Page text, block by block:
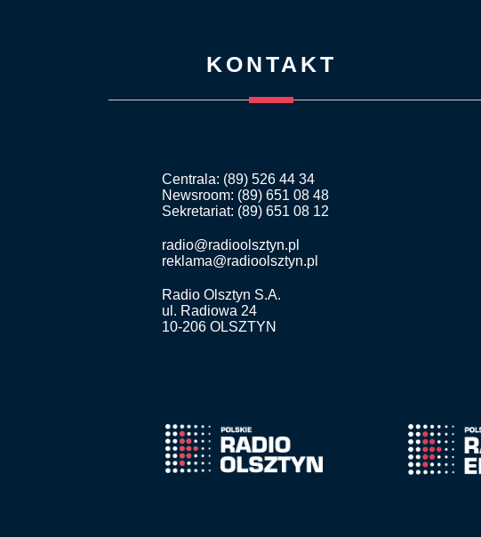
KONTAKT
Centrala: (89) 526 44 34
Newsroom: (89) 651 08 48
Sekretariat: (89) 651 08 12
radio@radioolsztyn.pl
reklama@radioolsztyn.pl
Radio Olsztyn S.A.
ul. Radiowa 24
10-206 OLSZTYN